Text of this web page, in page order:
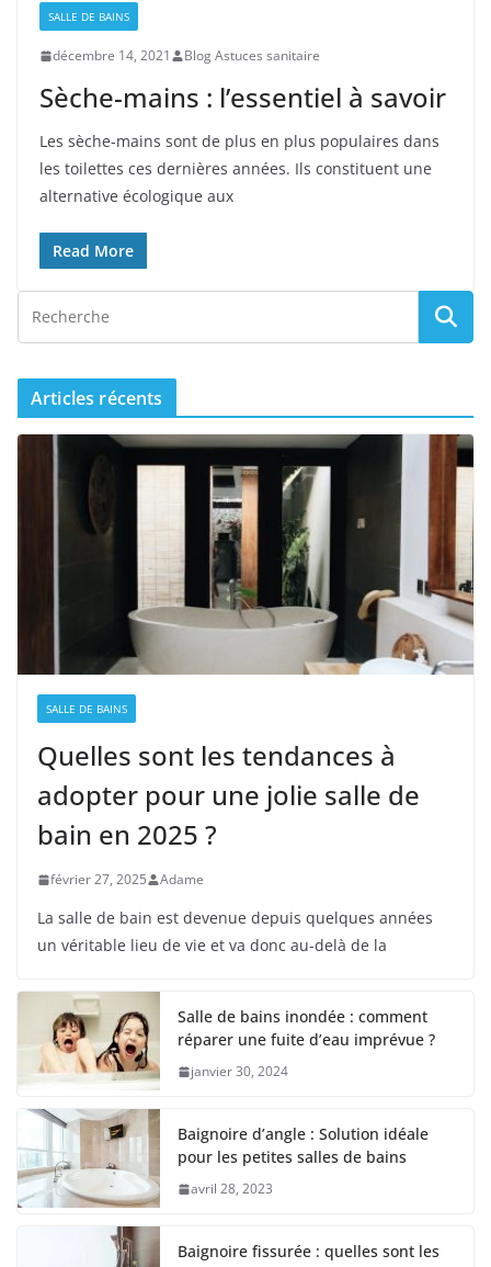
SALLE DE BAINS
décembre 14, 2021 Blog Astuces sanitaire
Sèche-mains : l’essentiel à savoir
Les sèche-mains sont de plus en plus populaires dans
les toilettes ces dernières années. Ils constituent une
alternative écologique aux
Read More
Articles récents
SALLE DE BAINS
Quelles sont les tendances à
adopter pour une jolie salle de
bain en 2025 ?
février 27, 2025 Adame
La salle de bain est devenue depuis quelques années
un véritable lieu de vie et va donc au-delà de la
Salle de bains inondée : comment
réparer une fuite d’eau imprévue ?
janvier 30, 2024
Baignoire d’angle : Solution idéale
pour les petites salles de bains
avril 28, 2023
Baignoire fissurée : quelles sont les